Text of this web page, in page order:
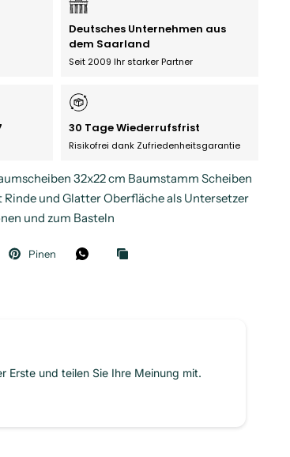
Deutsches Unternehmen aus
dem Saarland
Seit 2009 Ihr starker Partner
30 Tage Wiederrufsfrist
Risikofrei dank Zufriedenheitsgarantie
32x22 cm Baumstamm Scheiben
und Glatter Oberfläche als Untersetzer
und zum Basteln
Pinen
Erste und teilen Sie Ihre Meinung mit.